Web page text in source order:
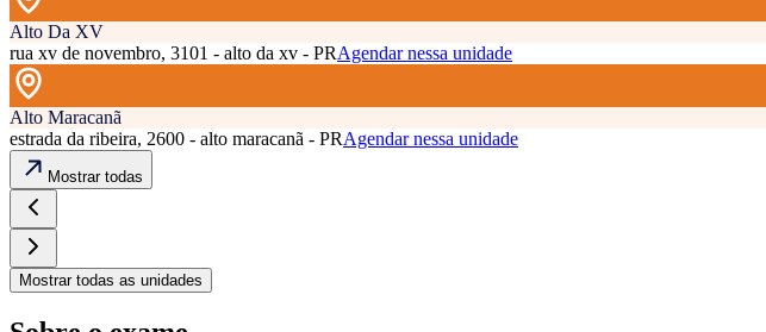
Alto Da XV
rua xv de novembro, 3101 - alto da xv - PRAgendar nessa unidade
Alto Maracanã
estrada da ribeira, 2600 - alto maracanã - PRAgendar nessa unidade
Mostrar todas
Mostrar todas as unidades